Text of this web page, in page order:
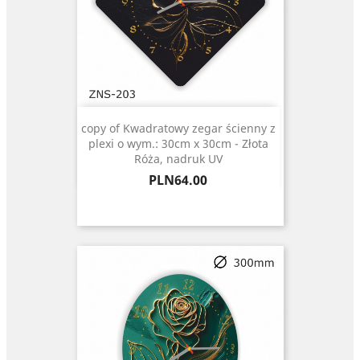
copy of Kwadratowy zegar ścienny z
plexi o wym.: 30cm x 30cm - Złota
Róża, nadruk UV
Price
PLN64.00